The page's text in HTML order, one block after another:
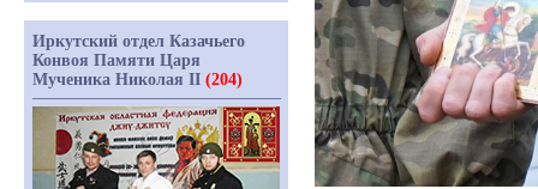
Иркутский отдел Казачьего
Конвоя Памяти Царя
Мученика Николая II (204)